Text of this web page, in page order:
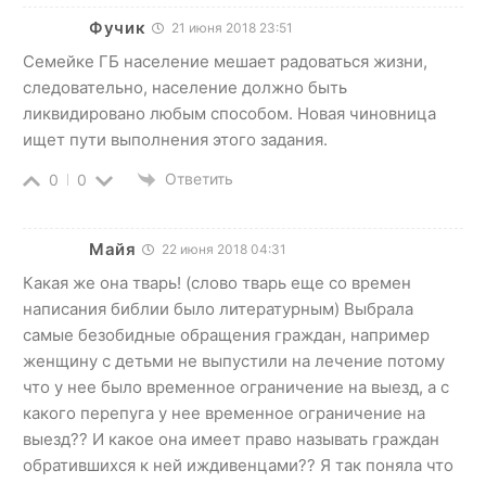
Фучик 21 июня 2018 23:51
Семейке ГБ население мешает радоваться жизни,
следовательно, население должно быть
ликвидировано любым способом. Новая чиновница
ищет пути выполнения этого задания.
0 0 Ответить
Майя 22 июня 2018 04:31
Какая же она тварь! (слово тварь еще со времен
написания библии было литературным) Выбрала
самые безобидные обращения граждан, например
женщину с детьми не выпустили на лечение потому
что у нее было временное ограничение на выезд, а с
какого перепуга у нее временное ограничение на
выезд?? И какое она имеет право называть граждан
обратившихся к ней иждивенцами?? Я так поняла что